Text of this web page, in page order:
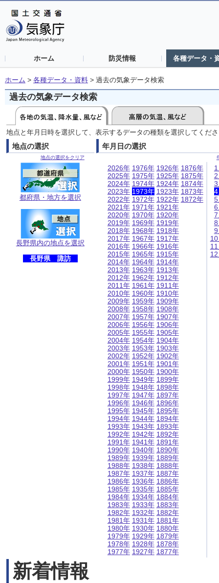
ホーム 防災情報 各種データ・
ホーム > 各種データ・資料 > 過去の気象データ検索
過去の気象データ検索
地点と年月日時を選択して、表示するデータの種類を選択してくだ
地点の選択
地点の選択をクリア
都府県・地方を選択
長野県内の地点を選択
長野県 諏訪
年月日の選択
2026年
2025年
2024年
2023年
2022年
2021年
2020年
2019年
2018年
2017年
2016年
2015年
2014年
2013年
2012年
2011年
2010年
2009年
2008年
2007年
2006年
2005年
2004年
2003年
2002年
2001年
2000年
1999年
1998年
1997年
1996年
1995年
1994年
1993年
1992年
1991年
1990年
1989年
1988年
1987年
1986年
1985年
1984年
1983年
1982年
1981年
1980年
1979年
1978年
1977年
1976年
1975年
1974年
1973年
1972年
1971年
1970年
1969年
1968年
1967年
1966年
1965年
1964年
1963年
1962年
1961年
1960年
1959年
1958年
1957年
1956年
1955年
1954年
1953年
1952年
1951年
1950年
1949年
1948年
1947年
1946年
1945年
1944年
1943年
1942年
1941年
1940年
1939年
1938年
1937年
1936年
1935年
1934年
1933年
1932年
1931年
1930年
1929年
1928年
1927年
1926年
1925年
1924年
1923年
1922年
1921年
1920年
1919年
1918年
1917年
1916年
1915年
1914年
1913年
1912年
1911年
1910年
1909年
1908年
1907年
1906年
1905年
1904年
1903年
1902年
1901年
1900年
1899年
1898年
1897年
1896年
1895年
1894年
1893年
1892年
1891年
1890年
1889年
1888年
1887年
1886年
1885年
1884年
1883年
1882年
1881年
1880年
1879年
1878年
1877年
1876年
1875年
1874年
1873年
1872年
新着情報